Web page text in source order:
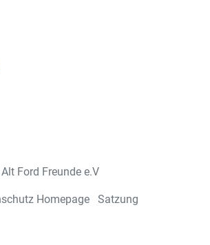
Ford Freunde e.V
Homepage Satzung